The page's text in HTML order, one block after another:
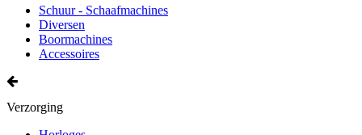
Schuur - Schaafmachines
Diversen
Boormachines
Accessoires
Verzorging